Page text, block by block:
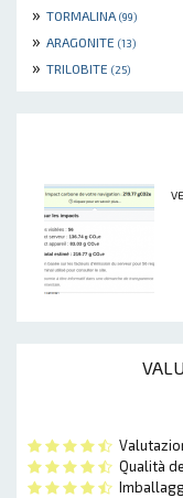
» TORMALINA (99)
» ARAGONITE (13)
» TRILOBITE (25)
Qualità